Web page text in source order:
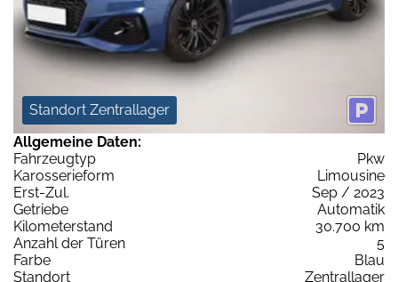
Standort Zentrallager
Allgemeine Daten:
Fahrzeugtyp
Pkw
Karosserieform
Limousine
Erst-Zul.
Sep / 2023
Getriebe
Automatik
Kilometerstand
30.700 km
Anzahl der Türen
5
Farbe
Blau
Standort
Zentrallager